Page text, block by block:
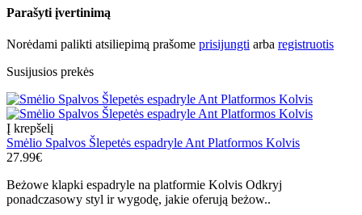
Parašyti įvertinimą
Norėdami palikti atsiliepimą prašome prisijungti arba registruotis
Susijusios prekės
Į krepšelį
Smėlio Spalvos Šlepetės espadryle Ant Platformos Kolvis
27.99€
Beżowe klapki espadryle na platformie Kolvis Odkryj
ponadczasowy styl ir wygodę, jakie oferują beżow..